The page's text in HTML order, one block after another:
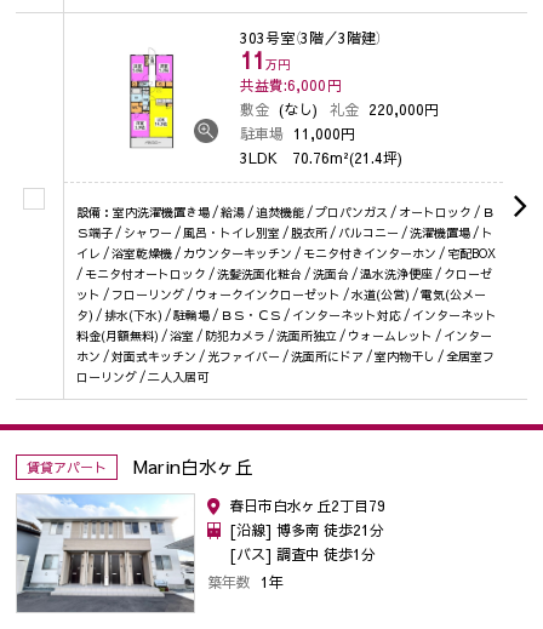
303号室（3階／3階建）
11 万円
共益費:6,000円
敷金 (なし) 礼金 220,000円
駐車場 11,000円
3LDK 70.76m²(21.4坪)
設備：室内洗濯機置き場 / 給湯 / 追焚機能 / プロパンガス / オートロック / Ｂ
Ｓ端子 / シャワー / 風呂・トイレ別室 / 脱衣所 / バルコニー / 洗濯機置場 / ト
イレ / 浴室乾燥機 / カウンターキッチン / モニタ付きインターホン / 宅配BOX
/ モニタ付オートロック / 洗髪洗面化粧台 / 洗面台 / 温水洗浄便座 / クローゼ
ット / フローリング / ウォークインクローゼット / 水道(公営) / 電気(公メー
タ) / 排水(下水) / 駐輪場 / ＢＳ・ＣＳ / インターネット対応 / インターネット
料金(月額無料) / 浴室 / 防犯カメラ / 洗面所独立 / ウォームレット / インター
ホン / 対面式キッチン / 光ファイバー / 洗面所にドア / 室内物干し / 全居室フ
ローリング / 二人入居可
賃貸アパート Marin白水ヶ丘
春日市白水ヶ丘2丁目79
[沿線] 博多南 徒歩21分
[バス] 調査中 徒歩1分
築年数 1年